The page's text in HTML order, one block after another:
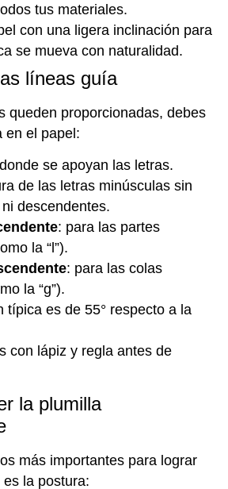
tus materiales.
con una ligera inclinación para
se mueva con naturalidad.
líneas guía
queden proporcionadas, debes
en el papel:
se apoyan las letras.
de las letras minúsculas sin
descendentes.
: para las partes
la “l”).
: para las colas
la “g”).
típica es de 55° respecto a la
con lápiz y regla antes de
la plumilla
más importantes para lograr
la postura: